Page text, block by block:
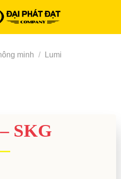
minh / Lumi
SKG